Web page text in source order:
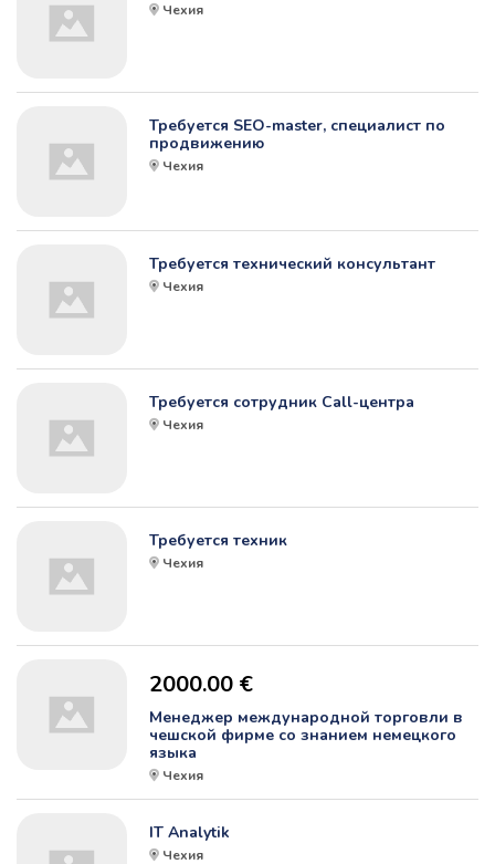
Чехия
Требуется SEO-master, специалист по
продвижению
Чехия
Требуется технический консультант
Чехия
Требуется сотрудник Call-центра
Чехия
Требуется техник
Чехия
2000.00 €
Менеджер международной торговли в
чешской фирме со знанием немецкого
языка
Чехия
IT Analytik
Чехия